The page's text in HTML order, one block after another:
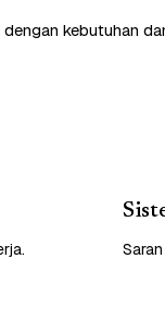
kebutuhan